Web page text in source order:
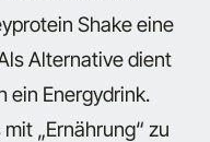
Shake eine
Alternative dient
ein Energydrink.
„Ernährung“ zu